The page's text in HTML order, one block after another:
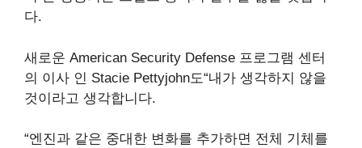
다.
새로운 American Security Defense 프로그램 센터
의 이사 인 Stacie Pettyjohn도“내가 생각하지 않을
것이라고 생각합니다.
“엔진과 같은 중대한 변화를 추가하면 전체 기체를